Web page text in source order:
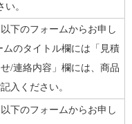
。
下のフォームからお申し
のタイトル欄には「見積
/連絡内容」欄には、商品
入ください。
下のフォームからお申し